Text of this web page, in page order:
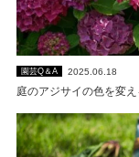
園芸Q＆A 2025.06.18
庭のアジサイの色を変